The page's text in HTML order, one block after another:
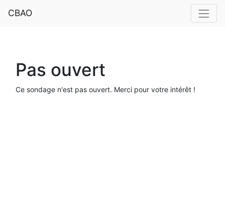
CBAO
Pas ouvert
Ce sondage n'est pas ouvert. Merci pour votre intérêt !